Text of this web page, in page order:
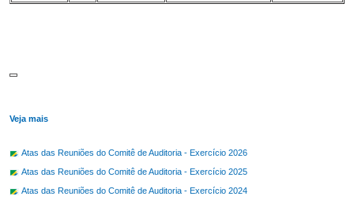
Veja mais
Atas das Reuniões do Comitê de Auditoria - Exercício 2026
Atas das Reuniões do Comitê de Auditoria - Exercício 2025
Atas das Reuniões do Comitê de Auditoria - Exercício 2024